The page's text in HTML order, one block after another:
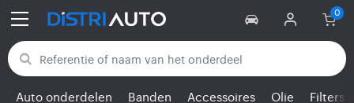
Terug naar categorieën
Auto onderdelen Banden Accessoires Olie Filters